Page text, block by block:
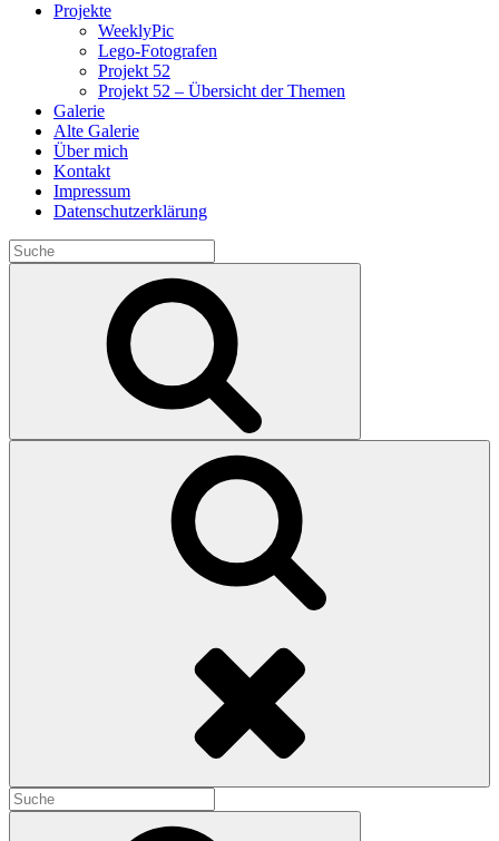
Projekte
WeeklyPic
Lego-Fotografen
Projekt 52
Projekt 52 – Übersicht der Themen
Galerie
Alte Galerie
Über mich
Kontakt
Impressum
Datenschutzerklärung
Search
for:
Search
for: